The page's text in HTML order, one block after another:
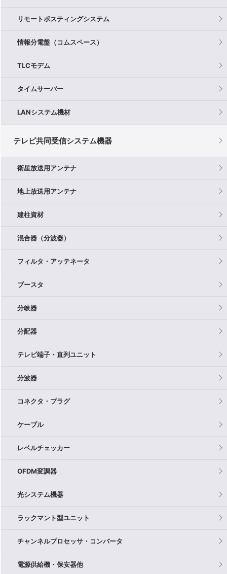
リモートポスティングシステム
情報分電盤（コムスペース）
TLCモデム
タイムサーバー
LANシステム機材
テレビ共同受信システム機器
衛星放送用アンテナ
地上放送用アンテナ
建柱資材
混合器（分波器）
フィルタ・アッテネータ
ブースタ
分岐器
分配器
テレビ端子・直列ユニット
分波器
コネクタ・プラグ
ケーブル
レベルチェッカー
OFDM変調器
光システム機器
ラックマント型ユニット
チャンネルプロセッサ・コンバータ
電源供給機・保安器他